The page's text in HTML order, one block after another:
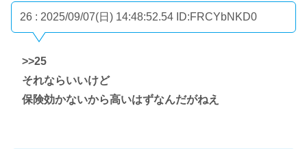
26 : 2025/09/07(日) 14:48:52.54 ID:FRCYbNKD0
>>25
それならいいけど
保険効かないから高いはずなんだがねえ